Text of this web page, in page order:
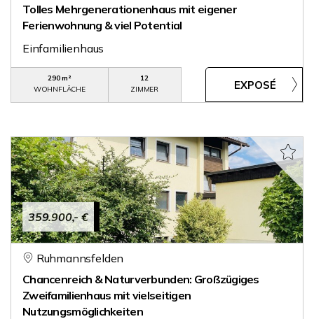
Tolles Mehrgenerationenhaus mit eigener
Ferienwohnung & viel Potential
Einfamilienhaus
290 m²
WOHNFLÄCHE
12
ZIMMER
359.900,- €
Ruhmannsfelden
Chancenreich & Naturverbunden: Großzügiges
Zweifamilienhaus mit vielseitigen
Nutzungsmöglichkeiten